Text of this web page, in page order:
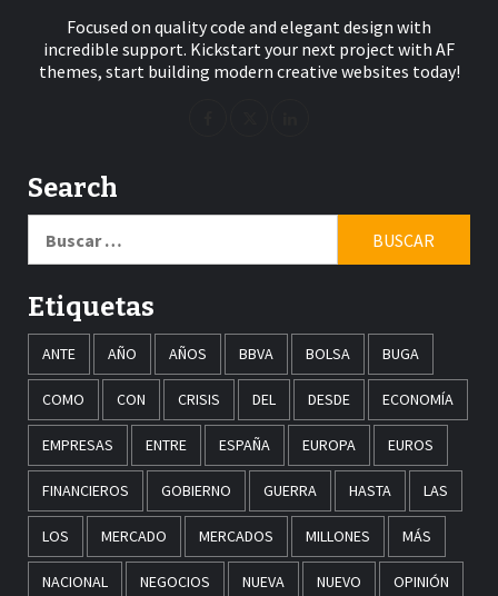
Focused on quality code and elegant design with
incredible support. Kickstart your next project with AF
themes, start building modern creative websites today!
Search
Etiquetas
ANTE AÑO AÑOS BBVA BOLSA BUGA
COMO CON CRISIS DEL DESDE ECONOMÍA
EMPRESAS ENTRE ESPAÑA EUROPA EUROS
FINANCIEROS GOBIERNO GUERRA HASTA LAS
LOS MERCADO MERCADOS MILLONES MÁS
NACIONAL NEGOCIOS NUEVA NUEVO OPINIÓN